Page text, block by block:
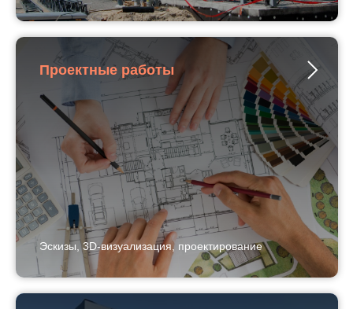
Проектные работы
Эскизы, 3D-визуализация, проектирование